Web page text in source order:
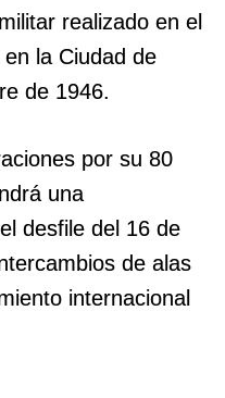
realizado en el
la Ciudad de
de 1946.
por su 80
una
desfile del 16 de
de alas
internacional